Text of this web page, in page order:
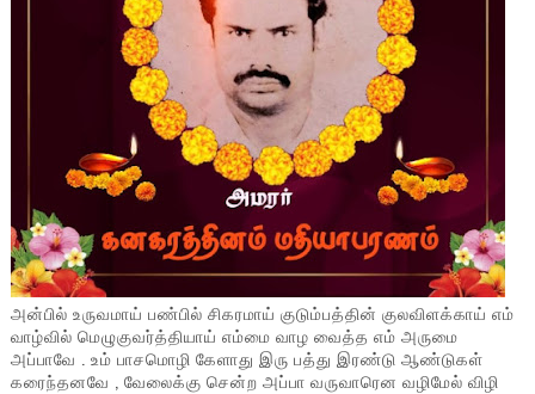
அன்பில் உருவமாய் பண்பில் சிகரமாய் குடும்பத்தின் குலவிளக்காய் எம்
வாழ்வில் மெழுகுவர்த்தியாய் எம்மை வாழ வைத்த எம் அருமை
அப்பாவே . உம் பாசமொழி கேளாது இரு பத்து இரண்டு ஆண்டுகள்
கரைந்தனவே , வேலைக்கு சென்ற அப்பா வருவாரென வழிமேல் விழி